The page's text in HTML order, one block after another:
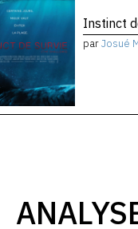
Instinct
parJosué